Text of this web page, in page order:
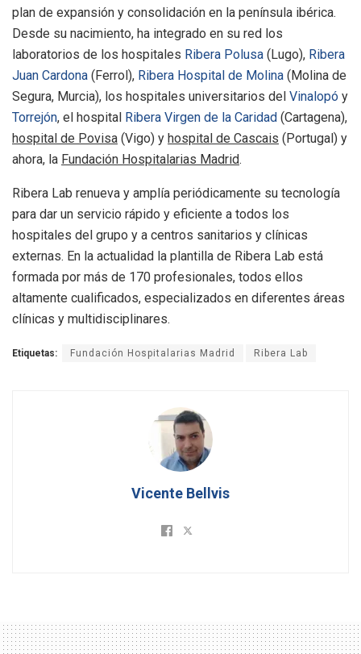
plan de expansión y consolidación en la península ibérica.
Desde su nacimiento, ha integrado en su red los
laboratorios de los hospitales Ribera Polusa (Lugo), Ribera
Juan Cardona (Ferrol), Ribera Hospital de Molina (Molina de
Segura, Murcia), los hospitales universitarios del Vinalopó y
Torrejón, el hospital Ribera Virgen de la Caridad (Cartagena),
hospital de Povisa (Vigo) y hospital de Cascais (Portugal) y
ahora, la Fundación Hospitalarias Madrid.
Ribera Lab renueva y amplía periódicamente su tecnología
para dar un servicio rápido y eficiente a todos los
hospitales del grupo y a centros sanitarios y clínicas
externas. En la actualidad la plantilla de Ribera Lab está
formada por más de 170 profesionales, todos ellos
altamente cualificados, especializados en diferentes áreas
clínicas y multidisciplinares.
Etiquetas: Fundación Hospitalarias Madrid Ribera Lab
Vicente Bellvis